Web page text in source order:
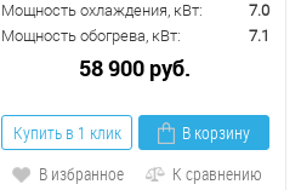
Мощность охлаждения, кВт:
7.0
Мощность обогрева, кВт:
7.1
58 900 руб.
Купить в 1 клик
В корзину
В избранное
К сравнению